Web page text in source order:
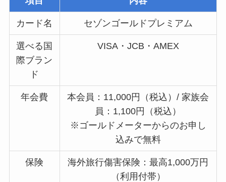
カード名 セゾンゴールドプレミアム
選べる国
際ブラン
ド
VISA・JCB・AMEX
年会費
本会員：11,000円（税込）/ 家族会
員：1,100円（税込）
※ゴールドメーターからのお申し
込みで無料
保険
海外旅行傷害保険：最高1,000万円
（利用付帯）